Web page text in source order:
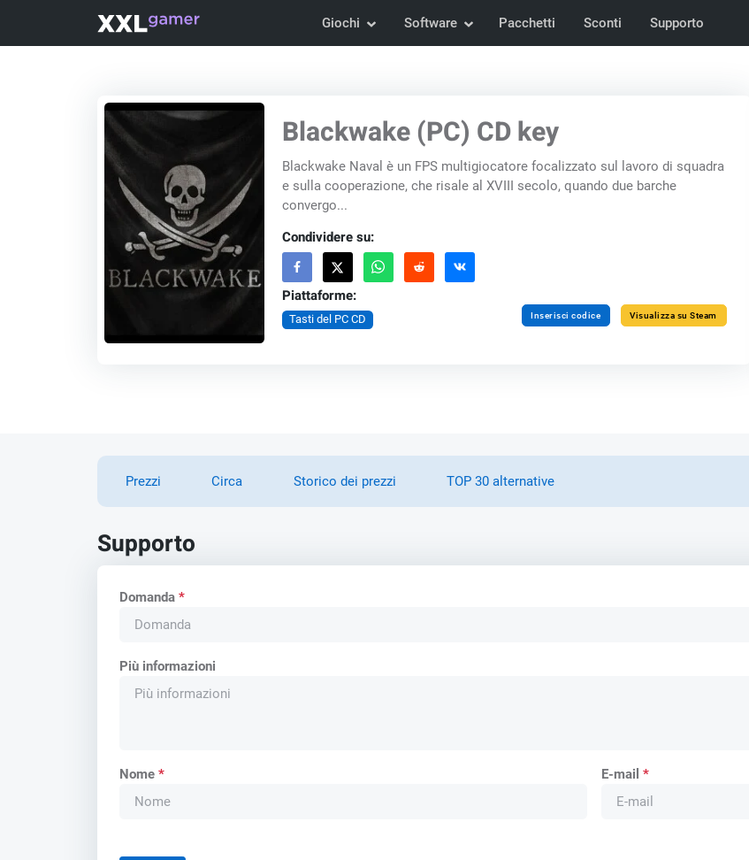
Giochi Software Pacchetti Sconti Supporto
Blackwake (PC) CD key
Blackwake Naval è un FPS multigiocatore focalizzato sul lavoro di squadra
e sulla cooperazione, che risale al XVIII secolo, quando due barche
convergo...
Condividere su:
Piattaforme:
Tasti del PC CD Inserisci codice Visualizza su Steam
Prezzi Circa Storico dei prezzi TOP 30 alternative
Supporto
Domanda*
Più informazioni
Nome* E-mail *